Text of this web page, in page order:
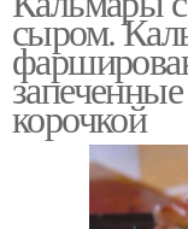
сыром.
корочкой